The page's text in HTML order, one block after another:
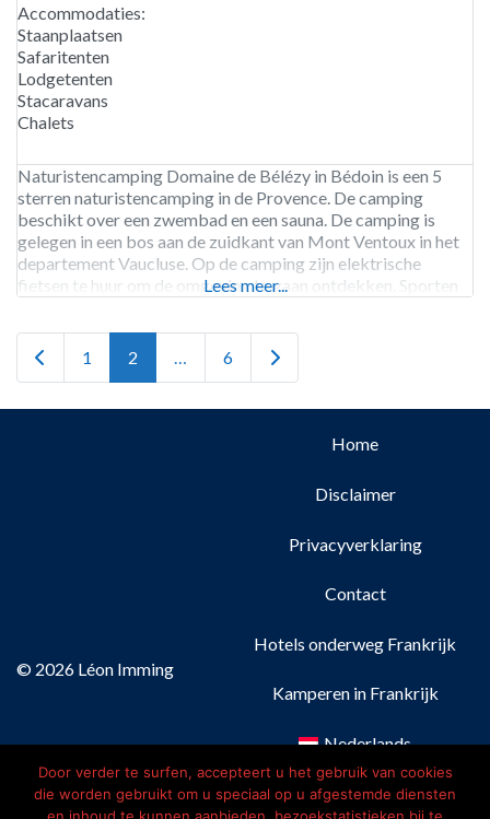
Accommodaties:
Staanplaatsen
Safaritenten
Lodgetenten
Stacaravans
Chalets
Naturistencamping Domaine de Bélézy in Bédoin is een 5
sterren naturistencamping in de Provence. De camping
beschikt over een zwembad en een sauna. De camping is
gelegen in een bos aan de zuidkant van Mont Ventoux in het
departement Vaucluse. Op de camping zijn elektrische
fietsen te huur om de omgeving te gaan ontdekken. Sporten
Lees meer...
Newer posts
1 2 6 Older posts
© 2026 Léon Imming
Home
Disclaimer
Privacyverklaring
Contact
Hotels onderweg Frankrijk
Kamperen in Frankrijk
Nederlands
Français(Frans)
Door verder te surfen, accepteert u het gebruik van cookies
die worden gebruikt om u speciaal op u afgestemde diensten